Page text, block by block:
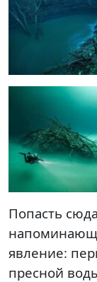
Попасть
явление:
пресной